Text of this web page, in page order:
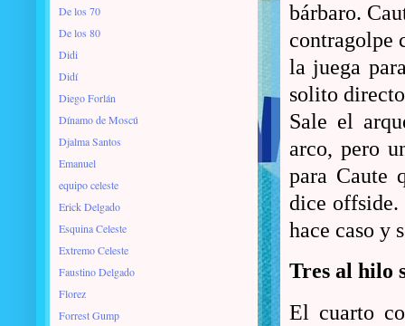
bárbaro.
contragolpe
la juega
solito
Sale el
arco, pero
para Caute
dice offside.
hace caso y
Tres al hilo
El cuarto
De los 70
De los 80
Didi
Didí
Diego Forlán
Dínamo de Moscú
Djalma Santos
Emanuel
equipo celeste
Erick Delgado
Esquina Celeste
Extremo Celeste
Faustino Delgado
Florez
Forrest Gump